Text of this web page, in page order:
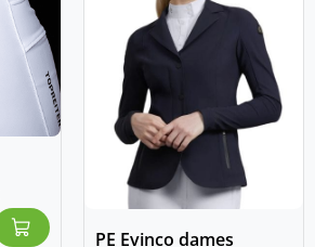
PE Evinco dames